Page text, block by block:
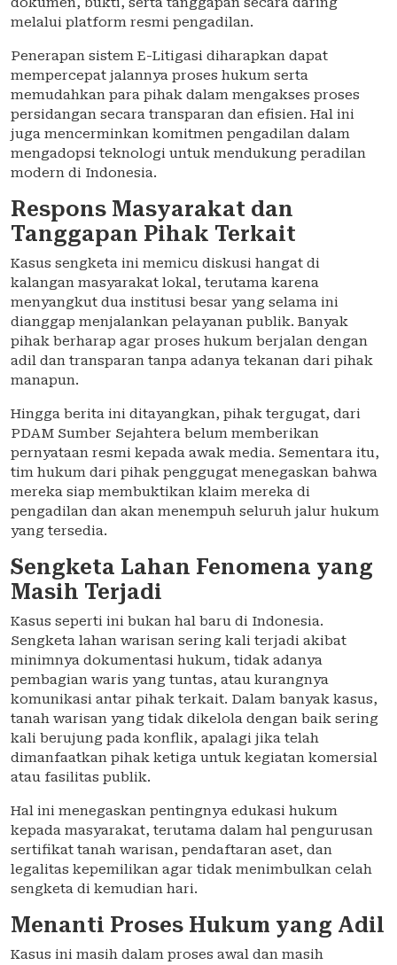
melalui platform resmi pengadilan.
Penerapan sistem E-Litigasi diharapkan dapat
mempercepat jalannya proses hukum serta
memudahkan para pihak dalam mengakses proses
persidangan secara transparan dan efisien. Hal ini
juga mencerminkan komitmen pengadilan dalam
mengadopsi teknologi untuk mendukung peradilan
modern di Indonesia.
Respons Masyarakat dan
Tanggapan Pihak Terkait
Kasus sengketa ini memicu diskusi hangat di
kalangan masyarakat lokal, terutama karena
menyangkut dua institusi besar yang selama ini
dianggap menjalankan pelayanan publik. Banyak
pihak berharap agar proses hukum berjalan dengan
adil dan transparan tanpa adanya tekanan dari pihak
manapun.
Hingga berita ini ditayangkan, pihak tergugat, dari
PDAM Sumber Sejahtera belum memberikan
pernyataan resmi kepada awak media. Sementara itu,
tim hukum dari pihak penggugat menegaskan bahwa
mereka siap membuktikan klaim mereka di
pengadilan dan akan menempuh seluruh jalur hukum
yang tersedia.
Sengketa Lahan Fenomena yang
Masih Terjadi
Kasus seperti ini bukan hal baru di Indonesia.
Sengketa lahan warisan sering kali terjadi akibat
minimnya dokumentasi hukum, tidak adanya
pembagian waris yang tuntas, atau kurangnya
komunikasi antar pihak terkait. Dalam banyak kasus,
tanah warisan yang tidak dikelola dengan baik sering
kali berujung pada konflik, apalagi jika telah
dimanfaatkan pihak ketiga untuk kegiatan komersial
atau fasilitas publik.
Hal ini menegaskan pentingnya edukasi hukum
kepada masyarakat, terutama dalam hal pengurusan
sertifikat tanah warisan, pendaftaran aset, dan
legalitas kepemilikan agar tidak menimbulkan celah
sengketa di kemudian hari.
Menanti Proses Hukum yang Adil
Kasus ini masih dalam proses awal dan masih